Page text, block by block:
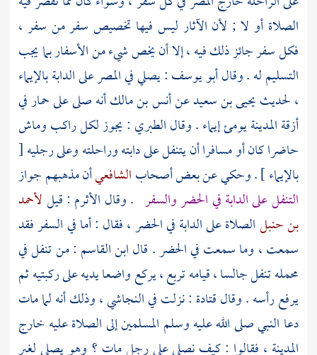
الصلاة أو لا ; لأن الآثار ليس فيها تخصيص سفر من سفر ،
فكل سفر جائز ذلك فيه ، إلا أن يخص شيء من الأسفار بما يجب
التسليم له . وقالأبو يوسف: يصلي في المصر على الدابة بالإيماء
، لحديثيحيى بن سعيدعنأنس بن مالكأنه صلى على حمار في
أزقةالمدينةيومئ إيماء . وقالالطبري : يجوز لكل راكب وماش
حاضرا كان أو مسافرا أن يتنفل على دابته وراحلته وعلى رجليه [
بالإيماء ] . وحكي عن بعض أصحابالشافعيأن مذهبهم جواز
التنفل على الدابة في الحضر والسفر . وقال الأثرم : قيللأحمد
بن حنبلالصلاة على الدابة في الحضر ، فقال : أما في السفر فقد
سمعت ، وما سمعت في الحضر . قالابن القاسم : من تنفل في
محمله تنفل جالسا ، قيامه تربع ، يركع واضعا يديه على ركبتيه ثم
يرفع رأسه . وقالقتادة : نزلت فيالنجاشي، وذلك أنه لما مات
دعا النبي صلى الله عليه وسلم المسلمين إلى الصلاة عليه خارج
المدينة ، فقالوا : كيف نصلي على رجل مات ؟ وهو يصلي لغير